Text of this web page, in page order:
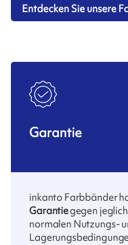
Entdecken Sie unsere
Garantie
inkanto Farbbänder
Garantiegegen
normalen Nutzungs-